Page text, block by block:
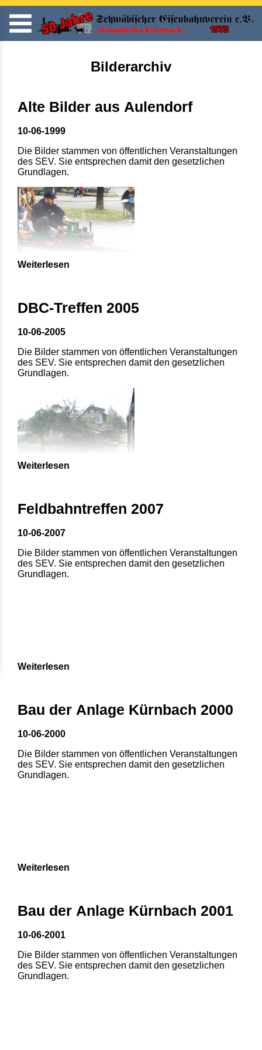
Bilderarchiv
Alte Bilder aus Aulendorf
10-06-1999
Die Bilder stammen von öffentlichen Veranstaltungen
des SEV. Sie entsprechen damit den gesetzlichen
Grundlagen.
Weiterlesen
DBC-Treffen 2005
10-06-2005
Die Bilder stammen von öffentlichen Veranstaltungen
des SEV. Sie entsprechen damit den gesetzlichen
Grundlagen.
Weiterlesen
Feldbahntreffen 2007
10-06-2007
Die Bilder stammen von öffentlichen Veranstaltungen
des SEV. Sie entsprechen damit den gesetzlichen
Grundlagen.
5
6
Weiterlesen
Bau der Anlage Kürnbach 2000
10-06-2000
Die Bilder stammen von öffentlichen Veranstaltungen
des SEV. Sie entsprechen damit den gesetzlichen
Grundlagen.
Weiterlesen
Bau der Anlage Kürnbach 2001
10-06-2001
Die Bilder stammen von öffentlichen Veranstaltungen
des SEV. Sie entsprechen damit den gesetzlichen
Grundlagen.